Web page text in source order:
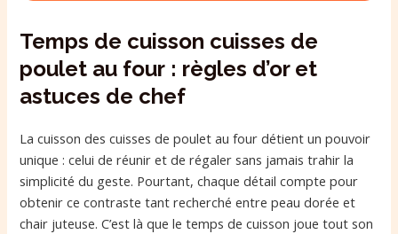
Temps de cuisson cuisses de
poulet au four : règles d’or et
astuces de chef
La cuisson des cuisses de poulet au four détient un pouvoir
unique : celui de réunir et de régaler sans jamais trahir la
simplicité du geste. Pourtant, chaque détail compte pour
obtenir ce contraste tant recherché entre peau dorée et
chair juteuse. C’est là que le temps de cuisson joue tout son